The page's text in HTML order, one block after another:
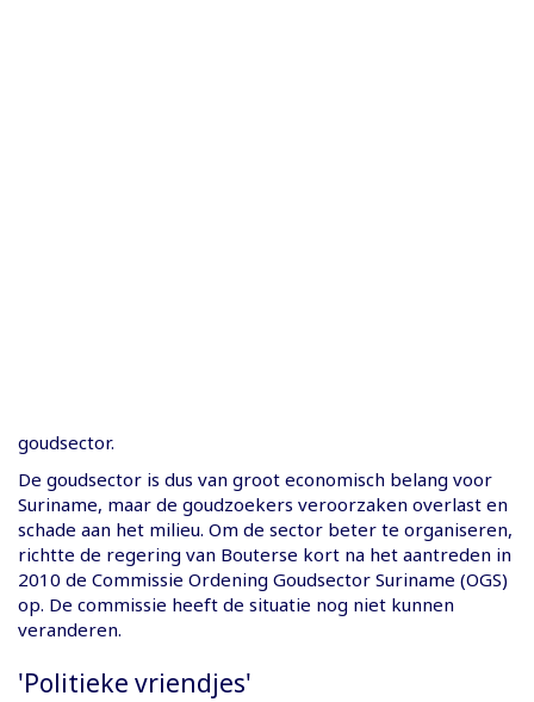
goudsector.
De goudsector is dus van groot economisch belang voor
Suriname, maar de goudzoekers veroorzaken overlast en
schade aan het milieu. Om de sector beter te organiseren,
richtte de regering van Bouterse kort na het aantreden in
2010 de Commissie Ordening Goudsector Suriname (OGS)
op. De commissie heeft de situatie nog niet kunnen
veranderen.
'Politieke vriendjes'